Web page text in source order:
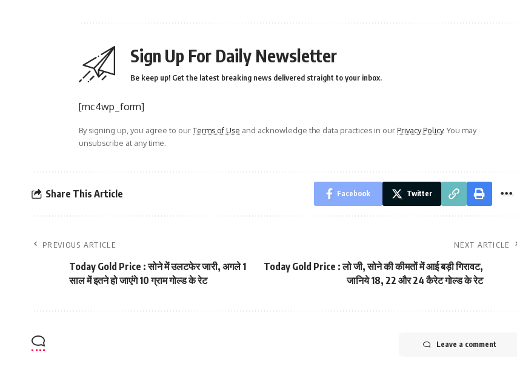
Sign Up For Daily Newsletter
Be keep up! Get the latest breaking news delivered straight to your inbox.
[mc4wp_form]
By signing up, you agree to ourTerms of Use and acknowledge the data practices in ourPrivacy Policy. You may
unsubscribe at any time.
Share This Article Facebook Twitter
PREVIOUS ARTICLE
Today Gold Price : सोने में उलटफेर जारी, अगले 1
साल में इतने हो जाएंगे 10 ग्राम गोल्ड के रेट
NEXT ARTICLE
Today Gold Price : लो जी, सोने की कीमतों में आई बड़ी गिरावट,
जानिये 18, 22 और 24 कैरेट गोल्ड के रेट
Leave a comment